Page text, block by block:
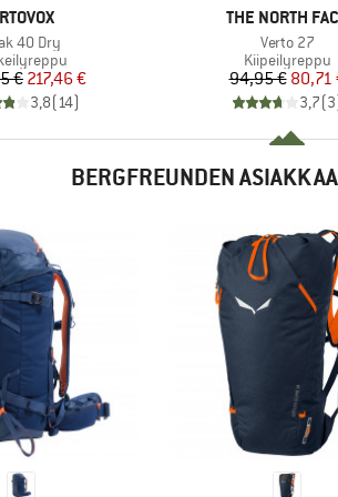
40 Dry
Hinta
€Alennettu hinta
217,46 €
3,8(14)
MERKKI
THE NORTH
Tuote
Verto 27
Tuoteryhmä
Kiipeilyreppu
Hinta
94,95 € 80,71
3,7(3
BERGFREUNDEN